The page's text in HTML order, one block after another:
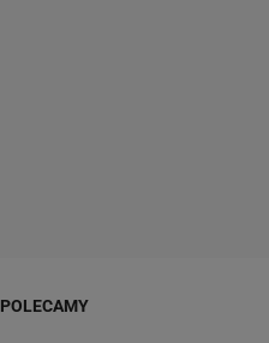
POLECAMY